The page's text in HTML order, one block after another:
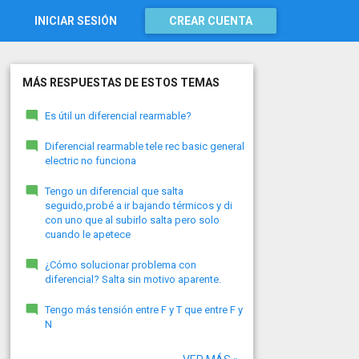
INICIAR SESIÓN CREAR CUENTA
MÁS RESPUESTAS DE ESTOS TEMAS
Es útil un diferencial rearmable?
Diferencial rearmable tele rec basic general
electric no funciona
Tengo un diferencial que salta
seguido,probé a ir bajando térmicos y di
con uno que al subirlo salta pero solo
cuando le apetece
¿Cómo solucionar problema con
diferencial? Salta sin motivo aparente.
Tengo más tensión entre F y T que entre F y
N